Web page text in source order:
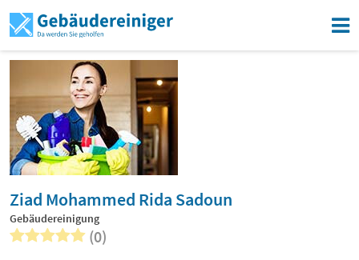
Ziad Mohammed Rida Sadoun
Gebäudereinigung
(0)